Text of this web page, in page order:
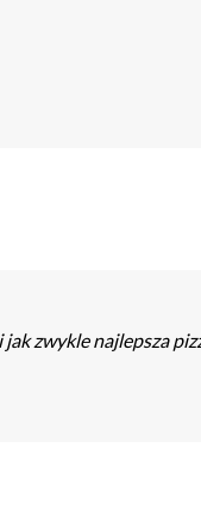
zwykle najlepsza